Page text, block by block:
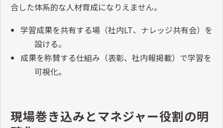
合した体系的な人材育成になりえません。
学習成果を共有する場（社内LT、ナレッジ共有会）を
設ける。
成果を称賛する仕組み（表彰、社内報掲載）で学習を
可視化。
現場巻き込みとマネジャー役割の明